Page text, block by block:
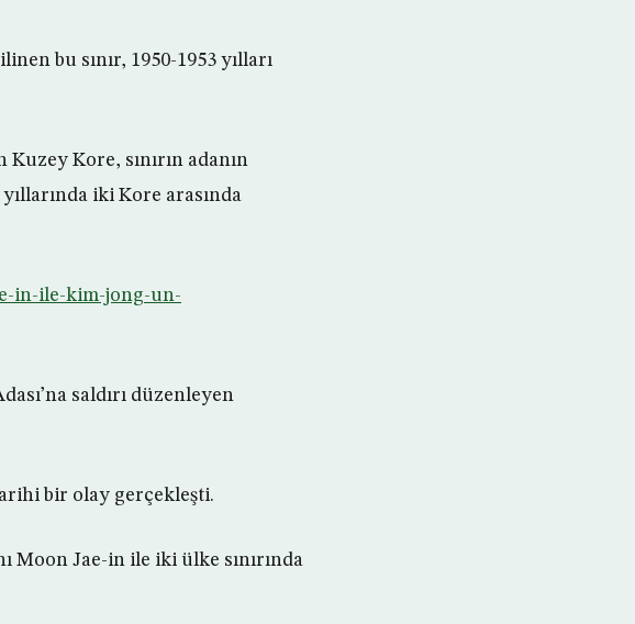
bu sınır, 1950-1953 yılları
Kuzey Kore, sınırın adanın
iki Kore arasında
in-ile-kim-jong-un-
saldırı düzenleyen
bir olay gerçekleşti.
Moon Jae-in ile iki ülke sınırında